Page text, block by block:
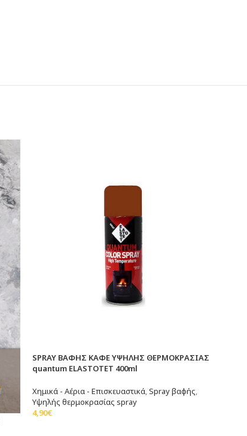
SPRAY ΒΑΦΗΣ ΚΑΦΕ ΥΨΗΛΗΣ ΘΕΡΜΟΚΡΑΣΙΑΣ
quantum ELASTOTET 400ml
Χημικά - Αέρια - Επισκευαστικά,Spray βαφής,
Υψηλής θερμοκρασίας spray
4,90€